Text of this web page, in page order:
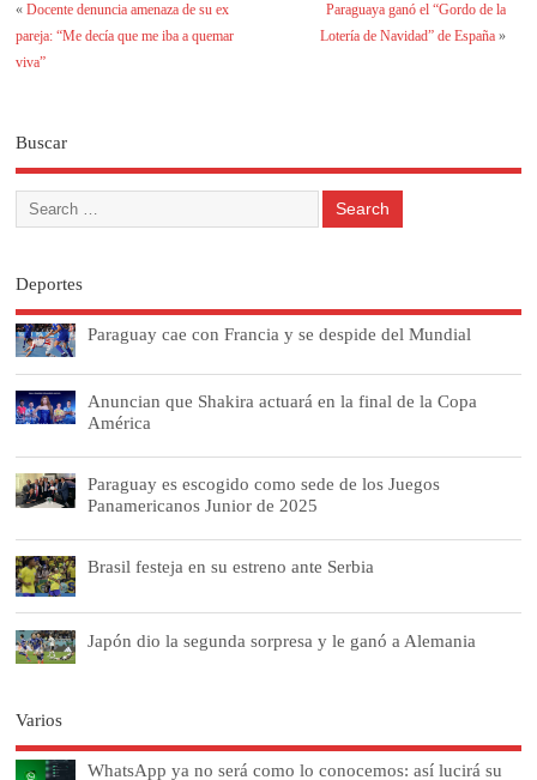
«Docente denuncia amenaza de su ex
pareja: “Me decía que me iba a quemar
viva”
Paraguaya ganó el “Gordo de la
Lotería de Navidad” de España»
Buscar
Deportes
Paraguay cae con Francia y se despide del Mundial
Anuncian que Shakira actuará en la final de la Copa
América
Paraguay es escogido como sede de los Juegos
Panamericanos Junior de 2025
Brasil festeja en su estreno ante Serbia
Japón dio la segunda sorpresa y le ganó a Alemania
Varios
WhatsApp ya no será como lo conocemos: así lucirá su